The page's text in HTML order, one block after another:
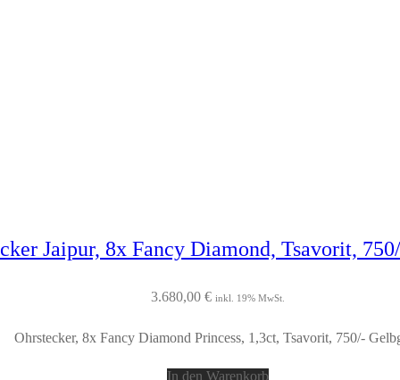
Jaipur, 8x Fancy Diamond, Tsavorit,
3.680,00 € inkl. 19% MwSt.
Ohrstecker, 8x Fancy Diamond Princess, 1,3ct, Tsavorit, 750/-
In den Warenkorb